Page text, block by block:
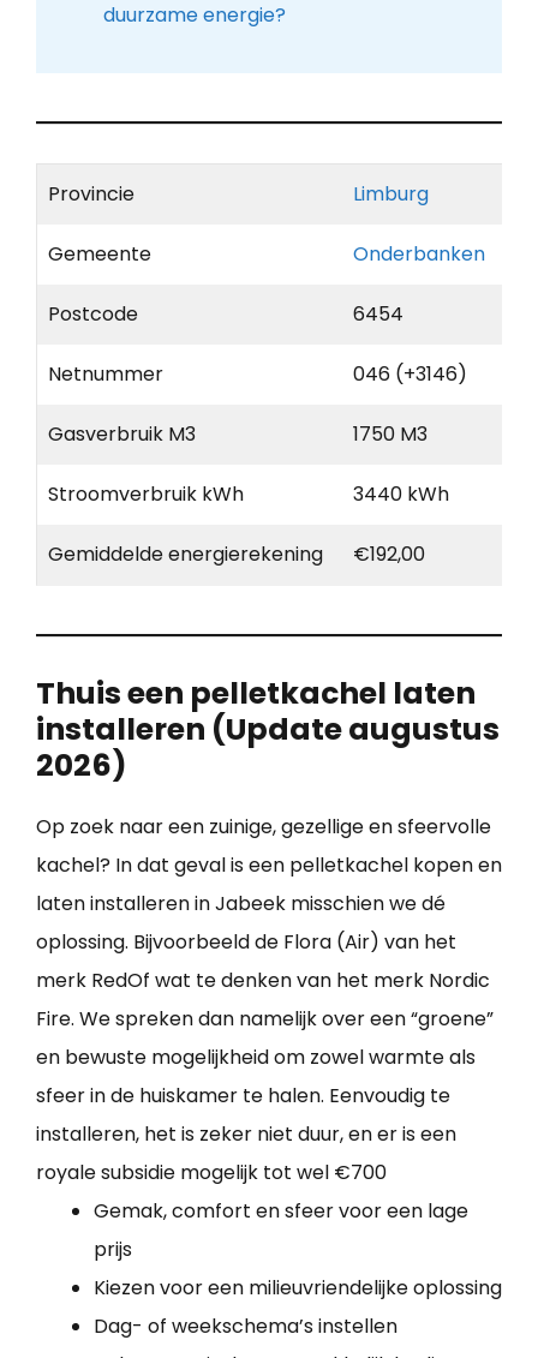
duurzame energie?
Provincie Limburg
Gemeente Onderbanken
Postcode 6454
Netnummer 046 (+3146)
Gasverbruik M3 1750 M3
Stroomverbruik kWh 3440 kWh
Gemiddelde energierekening €192,00
Thuis een pelletkachel laten
installeren (Update augustus
2026)
Op zoek naar een zuinige, gezellige en sfeervolle
kachel? In dat geval is een pelletkachel kopen en
laten installeren in Jabeek misschien we dé
oplossing. Bijvoorbeeld de Flora (Air) van het
merk RedOf wat te denken van het merk Nordic
Fire. We spreken dan namelijk over een “groene”
en bewuste mogelijkheid om zowel warmte als
sfeer in de huiskamer te halen. Eenvoudig te
installeren, het is zeker niet duur, en er is een
royale subsidie mogelijk tot wel €700
Gemak, comfort en sfeer voor een lage
prijs
Kiezen voor een milieuvriendelijke oplossing
Dag- of weekschema’s instellen